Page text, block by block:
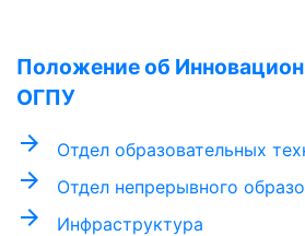
Положение об
ОГПУ
arrow_forward
Отдел образовательных
arrow_forward Отдел непрерывного
arrow_forward Инфраструктура